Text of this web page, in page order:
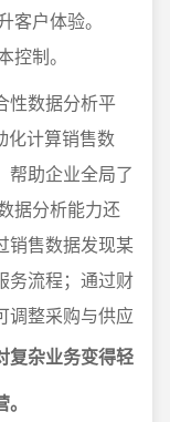
客户体验。
制。
性数据分析平
化计算销售数
帮助企业全局了
据分析能力还
销售数据发现某
务流程；通过财
调整采购与供应
复杂业务变得轻